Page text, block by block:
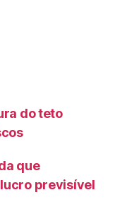
do teto
que
previsível